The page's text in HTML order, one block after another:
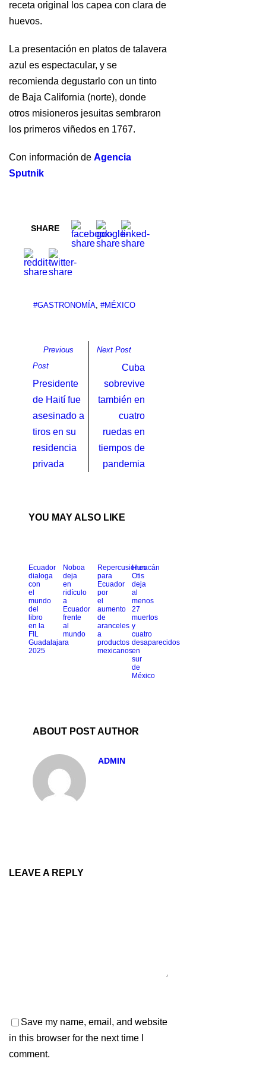
receta original los capea con clara de
huevos.
La presentación en platos de talavera
azul es espectacular, y se
recomienda degustarlo con un tinto
de Baja California (norte), donde
otros misioneros jesuitas sembraron
los primeros viñedos en 1767.
Con información de Agencia
Sputnik
SHARE
#GASTRONOMÍA, #MÉXICO
Previous
Post
Presidente
de Haití fue
asesinado a
tiros en su
residencia
privada
Next Post
Cuba
sobrevive
también en
cuatro
ruedas en
tiempos de
pandemia
YOU MAY ALSO LIKE
Ecuador
dialoga
con
el
mundo
del
libro
en la
FIL
Guadalajara
2025
Noboa
deja
en
ridículo
a
Ecuador
frente
al
mundo
Repercusiones
para
Ecuador
por
el
aumento
de
aranceles
a
productos
mexicanos
Huracán
Otis
deja
al
menos
27
muertos
y
cuatro
desaparecidos
en
sur
de
México
ABOUT POST AUTHOR
ADMIN
LEAVE A REPLY
Save my name, email, and website
in this browser for the next time I
comment.